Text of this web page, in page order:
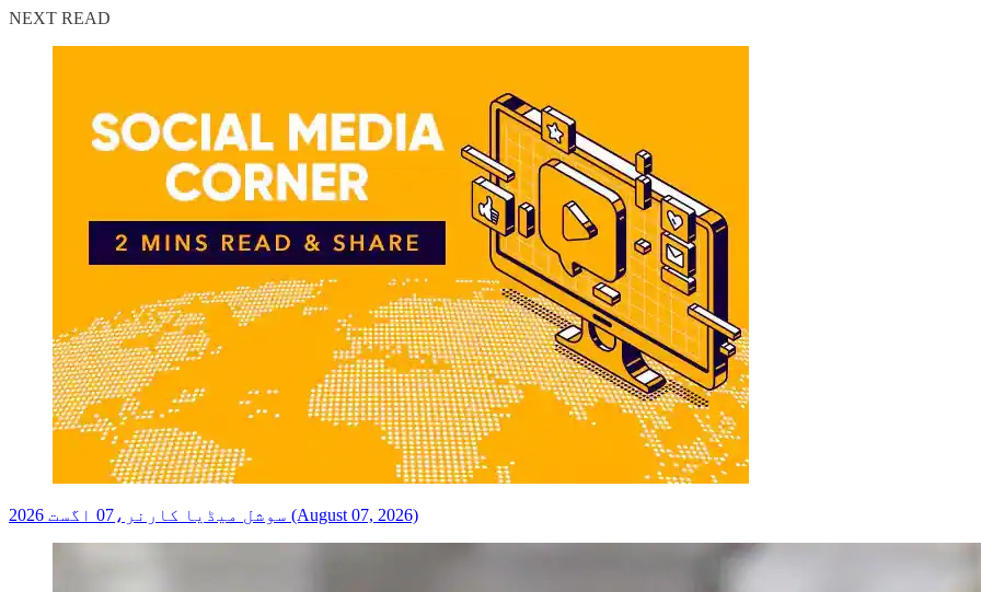
NEXT READ
سوشل میڈیا کارنر،07 اگست 2026 (August 07, 2026)